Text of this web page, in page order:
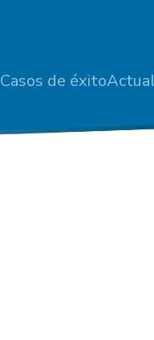
Casos de éxito